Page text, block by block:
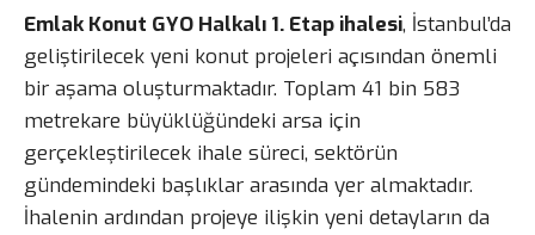
Emlak Konut GYO Halkalı 1. Etap ihalesi, İstanbul’da
geliştirilecek yeni konut projeleri açısından önemli
bir aşama oluşturmaktadır. Toplam 41 bin 583
metrekare büyüklüğündeki arsa için
gerçekleştirilecek ihale süreci, sektörün
gündemindeki başlıklar arasında yer almaktadır.
İhalenin ardından projeye ilişkin yeni detayların da